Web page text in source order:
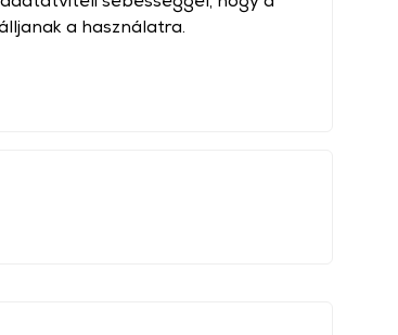
a használatra.